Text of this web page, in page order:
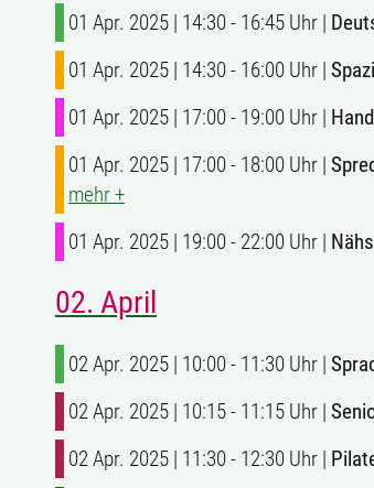
01 Apr. 2025 | 14:30 - 16:45 Uhr |
01 Apr. 2025 | 14:30 - 16:00 Uhr |
01 Apr. 2025 | 17:00 - 19:00 Uhr |
01 Apr. 2025 | 17:00 - 18:00 Uhr |
mehr +
01 Apr. 2025 | 19:00 - 22:00 Uhr |
02. April
02 Apr. 2025 | 10:00 - 11:30 Uhr |
02 Apr. 2025 | 10:15 - 11:15 Uhr |
02 Apr. 2025 | 11:30 - 12:30 Uhr |